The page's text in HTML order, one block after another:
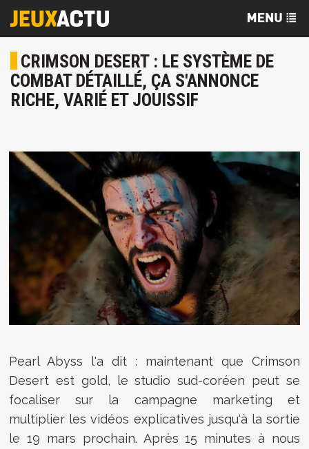
CRIMSON DESERT : LE SYSTÈME DE
COMBAT DÉTAILLÉ, ÇA S'ANNONCE
RICHE, VARIÉ ET JOUISSIF
Pearl Abyss l'a dit : maintenant que Crimson
Desert est gold, le studio sud-coréen peut se
focaliser sur la campagne marketing et
multiplier les vidéos explicatives jusqu'à la sortie
le 19 mars prochain. Après 15 minutes à nous